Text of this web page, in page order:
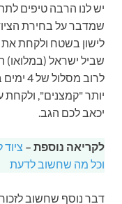
יש לנו הרבה טיפים
שמדבר על בחירת
לישון בשטח ולקחת את
לרוב
יותר "קמצנים",
יכאב לכם הגב.
לקריאה נוספת –
וכל מה שחשוב לדעת
דבר נוסף שחשוב